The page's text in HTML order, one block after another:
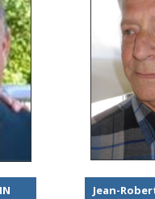
Jean-